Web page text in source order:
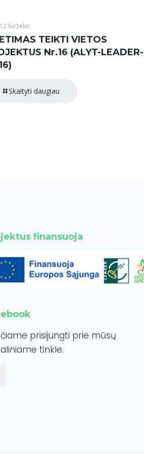
birželio
TEIKTI VIETOS
Nr.16 (ALYT-LEADER-
Skaityti daugiau
finansuoja
prisijungti prie mūsų
tinkle.